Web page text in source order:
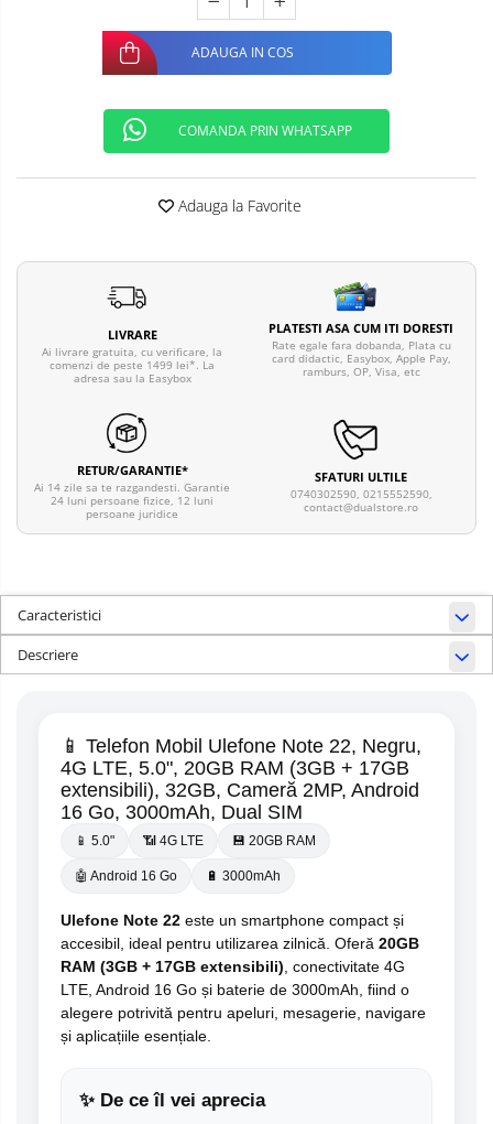
ADAUGA IN COS
COMANDA PRIN WHATSAPP
Adauga la Favorite
LIVRARE
Ai livrare gratuita, cu verificare, la
comenzi de peste 1499 lei*. La
adresa sau la Easybox
PLATESTI ASA CUM ITI DORESTI
Rate egale fara dobanda, Plata cu
card didactic, Easybox, Apple Pay,
ramburs, OP, Visa, etc
RETUR/GARANTIE*
Ai 14 zile sa te razgandesti. Garantie
24 luni persoane fizice, 12 luni
persoane juridice
SFATURI ULTILE
0740302590, 0215552590,
contact@dualstore.ro
Caracteristici
Descriere
📱 Telefon Mobil Ulefone Note 22, Negru,
4G LTE, 5.0", 20GB RAM (3GB + 17GB
extensibili), 32GB, Cameră 2MP, Android
16 Go, 3000mAh, Dual SIM
📱 5.0" 📶 4G LTE 💾 20GB RAM
🤖 Android 16 Go 🔋 3000mAh
Ulefone Note 22 este un smartphone compact și
accesibil, ideal pentru utilizarea zilnică. Oferă 20GB
RAM (3GB + 17GB extensibili) , conectivitate 4G
LTE, Android 16 Go și baterie de 3000mAh, fiind o
alegere potrivită pentru apeluri, mesagerie, navigare
și aplicațiile esențiale.
✨ De ce îl vei aprecia